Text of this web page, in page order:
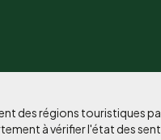
des régions touristiques
à vérifier l'état des